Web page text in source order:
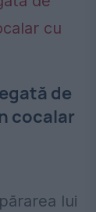
de
cocalar
lui